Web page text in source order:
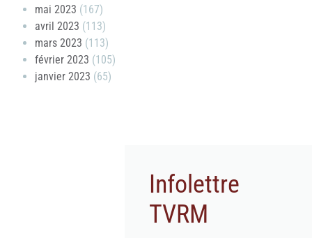
mai 2023 (167)
avril 2023 (113)
mars 2023 (113)
février 2023 (105)
janvier 2023 (65)
Infolettre
TVRM